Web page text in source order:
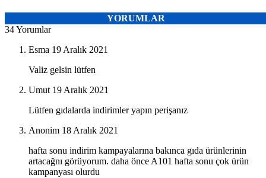
YORUMLAR
34 Yorumlar
Esma 19 Aralık 2021
Valiz gelsin lütfen
Umut 19 Aralık 2021
Lütfen gıdalarda indirimler yapın perişanız
Anonim 18 Aralık 2021
hafta sonu indirim kampayalarına bakınca gıda ürünlerinin
artacağnı görüyorum. daha önce A101 hafta sonu çok ürün
kampanyası olurdu